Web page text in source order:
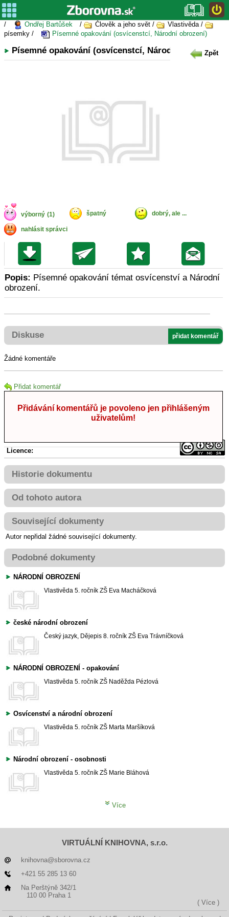
/ Ondřej Bartůšek / Člověk a jeho svět /
Vlastivěda /
písemky /
Písemné opakování (osvícenstcí, Národní obrození)
Písemné opakování (osvícenstcí, Národní obrození)
Zpět
výborný (1) špatný dobrý, ale ...
nahlásit správci
Popis: Písemné opakování témat osvícenství a Národní
obrození.
Diskuse přidat komentář
Žádné komentáře
Přidat komentář
Přidávání komentářů je povoleno jen přihlášeným
uživatelům!
Licence:
Historie dokumentu
Od tohoto autora
Související dokumenty
Autor nepřidal žádné související dokumenty.
Podobné dokumenty
NÁRODNÍ OBROZENÍ
Vlastivěda 5. ročník ZŠ Eva Macháčková
české národní obrození
Český jazyk, Dějepis 8. ročník ZŠ Eva Trávníčková
NÁRODNÍ OBROZENÍ - opakování
Vlastivěda 5. ročník ZŠ Naděžda Pézlová
Osvícenství a národní obrození
Vlastivěda 5. ročník ZŠ Marta Maršíková
Národní obrození - osobnosti
Vlastivěda 5. ročník ZŠ Marie Bláhová
Více
VIRTUÁLNÍ KNIHOVNA, s.r.o.
knihovna@sborovna.cz
+421 55 285 13 60
Na Perštýně 342/1
110 00 Praha 1
( Více )